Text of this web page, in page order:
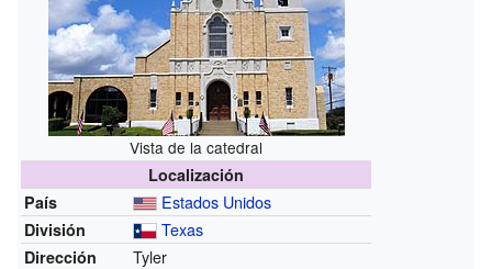
Vista de la catedral
Localización
País
Estados Unidos
División Texas
Dirección Tyler